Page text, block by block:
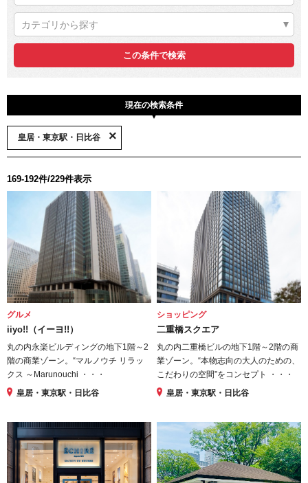
カテゴリから探す
現在の検索条件
皇居・東京駅・日比谷
169-192件/229件表示
グルメ
iiyo!!（イーヨ!!）
丸の内永楽ビルディングの地下1階～2
階の商業ゾーン。“マルノウチ リラッ
クス ～Marunouchi ・・・
皇居・東京駅・日比谷
ショッピング
二重橋スクエア
丸の内二重橋ビルの地下1階～2階の商
業ゾーン。“本物志向の大人のための、
こだわりの空間”をコンセプト ・・・
皇居・東京駅・日比谷